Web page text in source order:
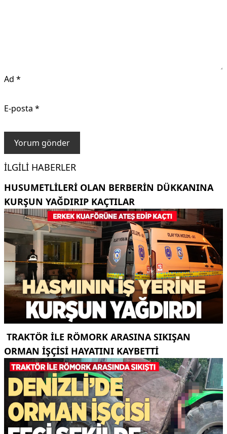
Ad *
E-posta *
İLGILI HABERLER
HUSUMETLILERI OLAN BERBERIN DÜKKANINA
KURŞUN YAĞDIRIP KAÇTILAR
TRAKTÖR ILE RÖMORK ARASINA SIKIŞAN
ORMAN IŞÇISI HAYATINI KAYBETTI